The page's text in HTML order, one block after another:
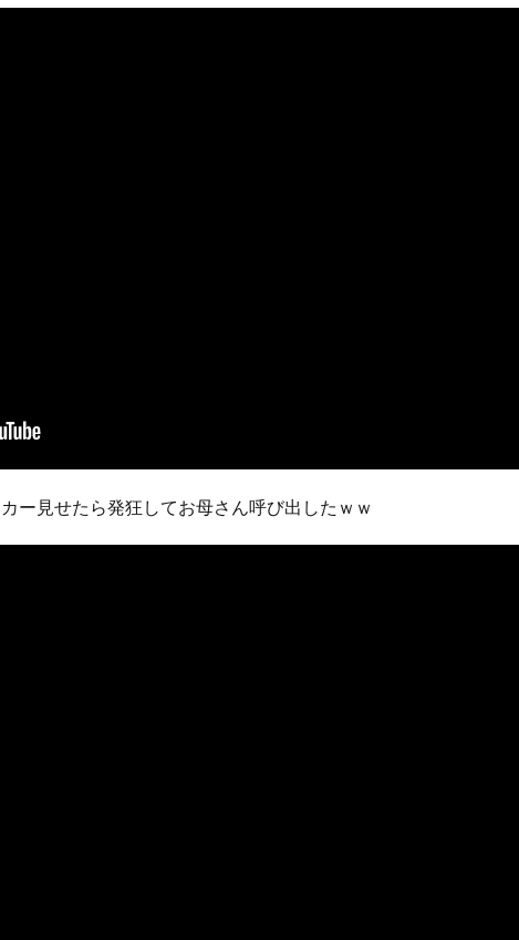
ー見せたら発狂してお母さん呼び出したｗｗ